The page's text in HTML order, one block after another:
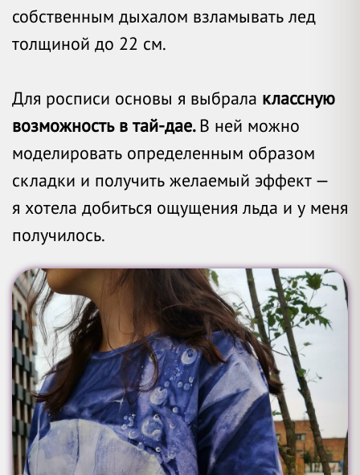
собственным дыхалом взламывать лед
толщиной до 22 см.
Для росписи основы я выбрала классную
возможность в тай-дае.В ней можно
моделировать определенным образом
складки и получить желаемый эффект —
я хотела добиться ощущения льда и у меня
получилось.